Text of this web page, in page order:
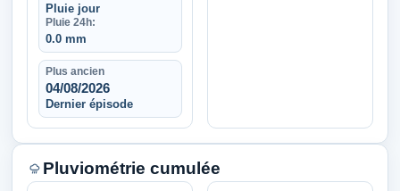
Pluie jour
Pluie 24h:
0.0 mm
Plus ancien
04/08/2026
Dernier épisode
Pluviométrie cumulée